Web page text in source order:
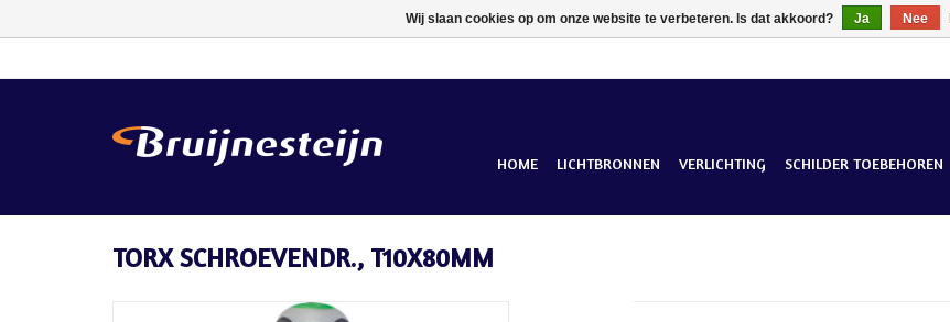
HOME LICHTBRONNEN VERLICHTING SCHILDER TOEBEHOREN
TORX SCHROEVENDR., T10X80MM
Wij slaan cookies op om onze website te verbeteren. Is dat akkoord? Ja Nee